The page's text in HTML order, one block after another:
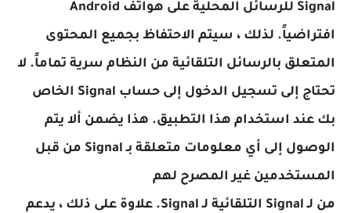
Signal للرسائل المحلية على هواتف Android
افتراضياً. لذلك ، سيتم الاحتفاظ بجميع المحتوى
المتعلق بالرسائل التلقائية من النظام سرية تماماً. لا
تحتاج إلى تسجيل الدخول إلى حساب Signal
الخاص
بك عند استخدام هذا التطبيق. هذا يضمن ألا يتم
الوصول إلى أي معلومات متعلقة بـ Signal
من قبل
المستخدمين غير المصرح لهم
من لـ Signal التلقائية لـ Signal
. علاوة على ذلك ، يدعم